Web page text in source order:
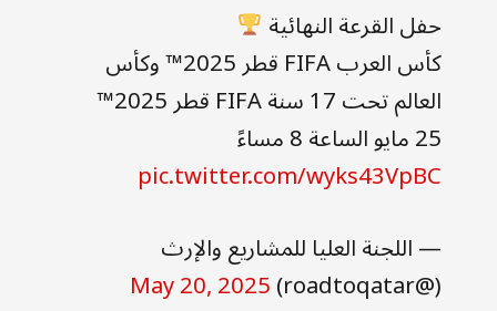
حفل القرعة النهائية
كأس العرب FIFA قطر 2025™️ وكأس
العالم تحت 17 سنة FIFA قطر 2025™️
25 مايو الساعة 8 مساءً
pic.twitter.com/wyks43VpBC
— اللجنة العليا للمشاريع والإرث
(@roadtoqatar)
May 20, 2025